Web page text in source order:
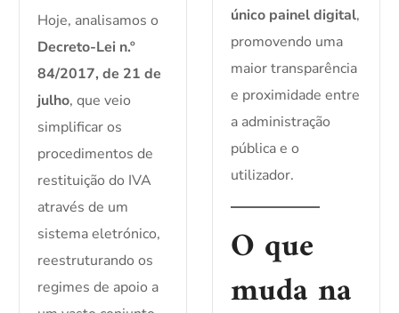
Hoje, analisamos o
Decreto-Lei n.º
84/2017, de 21 de
julho, que veio
simplificar os
procedimentos de
restituição do IVA
através de um
sistema eletrónico,
reestruturando os
regimes de apoio a
único painel digital,
promovendo uma
maior transparência
e proximidade entre
a administração
pública e o
utilizador.
O que
muda na